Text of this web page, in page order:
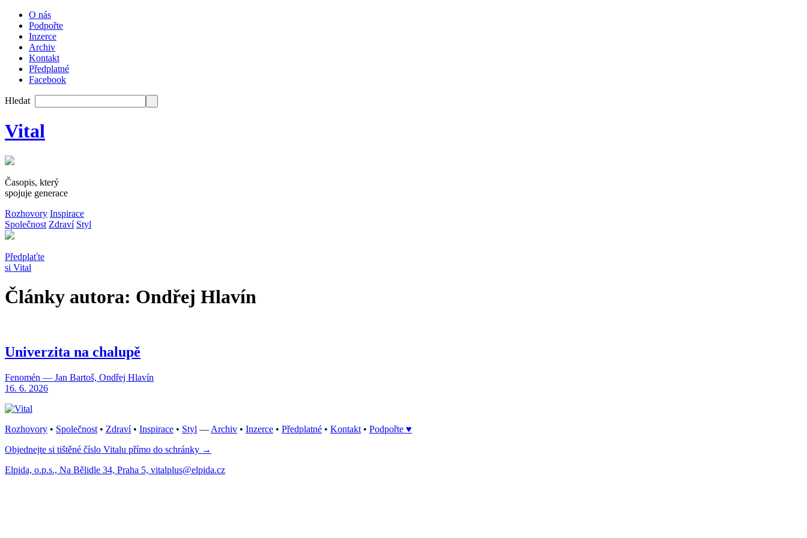
O nás
Podpořte
Inzerce
Archiv
Kontakt
Předplatné
Facebook
Hledat
Vital
Časopis, který
spojuje generace
Rozhovory Inspirace
Společnost Zdraví Styl
Předplaťte
si Vital
Články autora: Ondřej Hlavín
Univerzita na chalupě
Fenomén — Jan Bartoš, Ondřej Hlavín
16. 6. 2026
Rozhovory • Společnost • Zdraví• Inspirace • Styl — Archiv • Inzerce • Předplatné • Kontakt • Podpořte ♥
Objednejte si tištěné číslo Vitalu přímo do schránky →
Elpida, o.p.s., Na Bělidle 34, Praha 5, vitalplus@elpida.cz